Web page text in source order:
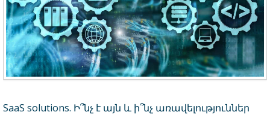
SaaS solutions. Ի՞նչ է այն և ի՞նչ առավելություններ